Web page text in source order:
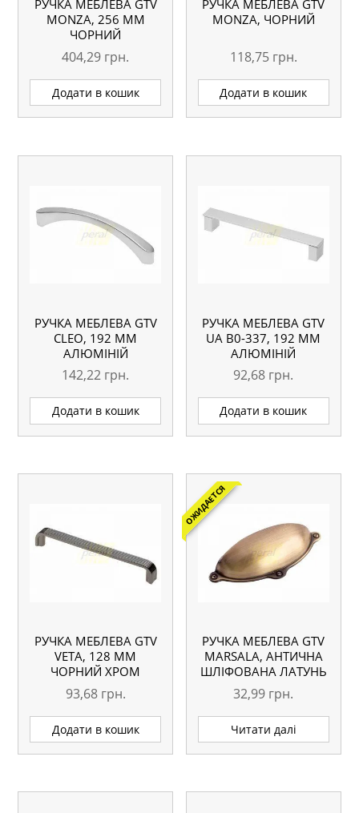
РУЧКА МЕБЛЕВА GTV
MONZA, 256 ММ
ЧОРНИЙ
404,29 грн.
Додати в кошик
РУЧКА МЕБЛЕВА GTV
MONZA, ЧОРНИЙ
118,75 грн.
Додати в кошик
РУЧКА МЕБЛЕВА GTV
CLEO, 192 ММ
АЛЮМІНІЙ
142,22 грн.
Додати в кошик
РУЧКА МЕБЛЕВА GTV
UA B0-337, 192 ММ
АЛЮМІНІЙ
92,68 грн.
Додати в кошик
РУЧКА МЕБЛЕВА GTV
VETA, 128 ММ
ЧОРНИЙ ХРОМ
93,68 грн.
Додати в кошик
ОЖИДАЕТСЯ
РУЧКА МЕБЛЕВА GTV
MARSALA, АНТИЧНА
ШЛІФОВАНА ЛАТУНЬ
32,99 грн.
Читати далі